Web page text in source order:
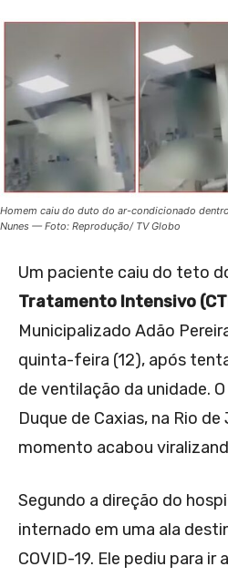
Homem caiu do duto do ar-condicionado
Nunes — Foto: Reprodução/ TV Globo
Um paciente caiu do teto
Tratamento Intensivo
Municipalizado Adão
quinta-feira (12), após
de ventilação da unidade.
Duque de Caxias, na Rio
momento acabou
Segundo a direção do
internado em uma ala
COVID-19. Ele pediu para ir